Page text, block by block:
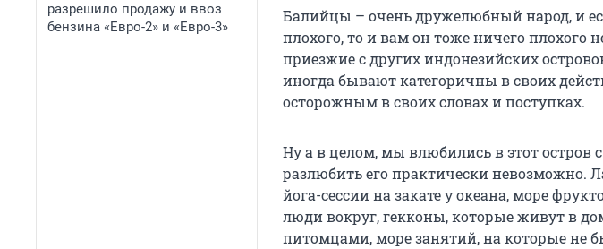
разрешило продажу и ввоз
бензина «Евро-2» и «Евро-3»
Балийцы – очень дружелюбный народ, и
плохого, то и вам он тоже ничего плохого
приезжие с других индонезийских
иногда бывают категоричны в своих
осторожным в своих словах и поступках.
Ну а в целом, мы влюбились в этот остров
разлюбить его практически невозможно.
йога-сессии на закате у океана, море
люди вокруг, гекконы, которые живут в
питомцами, море занятий, на которые не